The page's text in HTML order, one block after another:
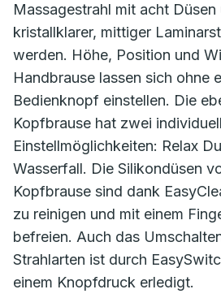
Massagestrahl mit acht Düsen
kristallklarer, mittiger
werden. Höhe, Position und
Handbrause lassen sich ohne
Bedienknopf einstellen. Die
Kopfbrause hat zwei
Einstellmöglichkeiten: Relax
Wasserfall. Die Silikondüsen
Kopfbrause sind dank
zu reinigen und mit einem
befreien. Auch das
Strahlarten ist durch
einem Knopfdruck erledigt.